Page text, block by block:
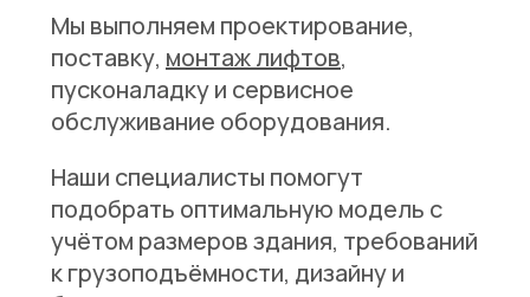
Мы выполняем проектирование,
поставку, монтаж лифтов,
пусконаладку и сервисное
обслуживание оборудования.
Наши специалисты помогут
подобрать оптимальную модель с
учётом размеров здания, требований
к грузоподъёмности, дизайну и